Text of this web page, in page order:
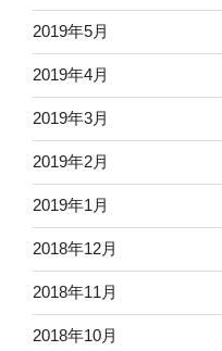
2019年5月
2019年4月
2019年3月
2019年2月
2019年1月
2018年12月
2018年11月
2018年10月